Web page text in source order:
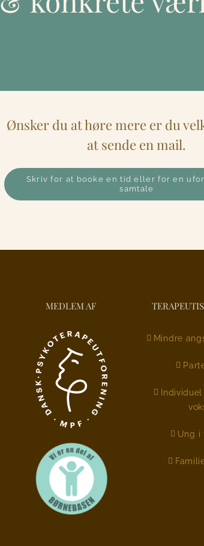
Ønsker du at høre mere er du
at sende en mail.
Skriv for at booke en tid eller for en
samtale
MEDLEM AF
Mindre
Ung i